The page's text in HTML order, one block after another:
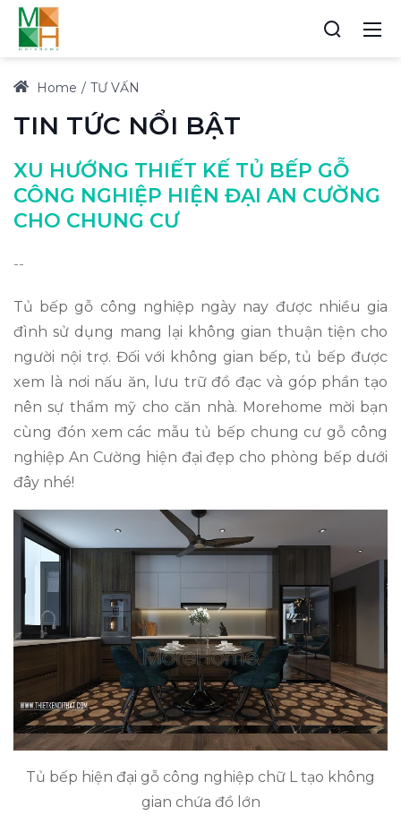
Home TƯ VẤN
TIN TỨC NỔI BẬT
XU HƯỚNG THIẾT KẾ TỦ BẾP GỖ
CÔNG NGHIỆP HIỆN ĐẠI AN CƯỜNG
CHO CHUNG CƯ
--
Tủ bếp gỗ công nghiệp ngày nay được nhiều gia
đình sử dụng mang lại không gian thuận tiện cho
người nội trợ. Đối với không gian bếp, tủ bếp được
xem là nơi nấu ăn, lưu trữ đồ đạc và góp phần tạo
nên sự thẩm mỹ cho căn nhà. Morehome mời bạn
cùng đón xem các mẫu tủ bếp chung cư gỗ công
nghiệp An Cường hiện đại đẹp cho phòng bếp dưới
đây nhé!
Tủ bếp hiện đại gỗ công nghiệp chữ L tạo không
gian chứa đồ lớn